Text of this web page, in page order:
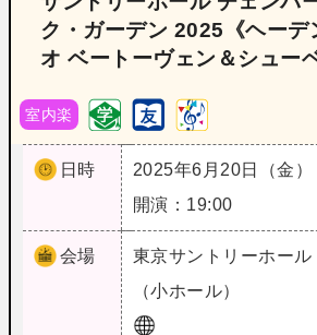
ク・ガーデン 2025《ヘーデ
オ ベートーヴェン＆シュー
室内楽
日時
2025年6月20日（金）
開演：19:00
会場 東京サントリーホー
（小ホール）